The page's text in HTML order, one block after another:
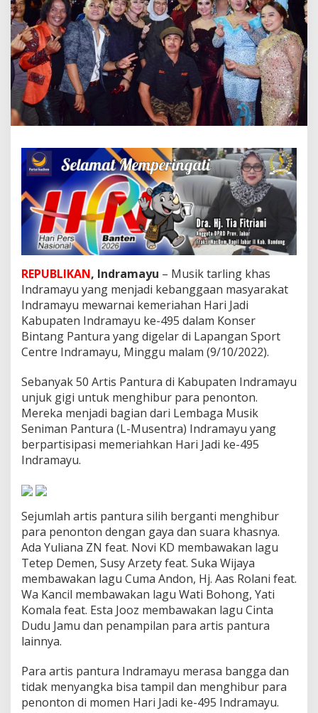
u
r
u
k
u
o
n
t
o
n
I
n
i
a
r
a
p
a
n
A
t
i
s
P
a
n
i
H
a
r
i
J
a
d
I
r
a
a
REPUBLIKAN, Indramayu – Musik tarling khas
Indramayu yang menjadi kebanggaan masyarakat
Indramayu mewarnai kemeriahan Hari Jadi
Kabupaten Indramayu ke-495 dalam Konser
Bintang Pantura yang digelar di Lapangan Sport
Centre Indramayu, Minggu malam (9/10/2022).
Sebanyak 50 Artis Pantura di Kabupaten Indramayu
unjuk gigi untuk menghibur para penonton.
Mereka menjadi bagian dari Lembaga Musik
Seniman Pantura (L-Musentra) Indramayu yang
berpartisipasi memeriahkan Hari Jadi ke-495
Indramayu.
Sejumlah artis pantura silih berganti menghibur
para penonton dengan gaya dan suara khasnya.
Ada Yuliana ZN feat. Novi KD membawakan lagu
Tetep Demen, Susy Arzety feat. Suka Wijaya
membawakan lagu Cuma Andon, Hj. Aas Rolani feat.
Wa Kancil membawakan lagu Wati Bohong, Yati
Komala feat. Esta Jooz membawakan lagu Cinta
Dudu Jamu dan penampilan para artis pantura
lainnya.
Para artis pantura Indramayu merasa bangga dan
tidak menyangka bisa tampil dan menghibur para
penonton di momen Hari Jadi ke-495 Indramayu.